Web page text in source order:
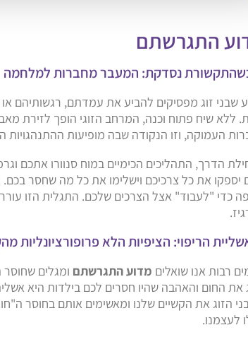
התגרשתם
שבני זוג מפסיקים להביע את עמדתם, רגשותיהם
ללא שיח פתוח וכנה, המרחב הזוגי הופך לזירת
העמוקה, וזו הנקודה שבה מופיעות ההתנהגויות
הדרך, התהליכים הכימיים במוח סנוורו אתכם
יספקו את כל צרכיכם וישלימו את כל מה שחסר
כדי "לעבוד" אצל הצרכים שלכם. התגלית הזו
רבות אנו שואלים מדוע התגרשתם ומגלים
את החום והאהבה שהיו חסרים לכם בילדות היא
הזוג את הקשיים שלנו ומאשימים אותם בחוסר
לעצמנו.